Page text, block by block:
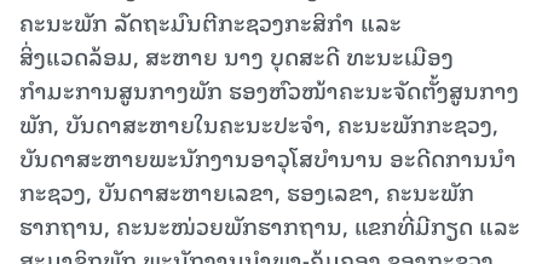
ຄະນະພັກ ລັດຖະມົນຕີກະຊວງກະສິກຳ ແລະ
ສິ່ງແວດລ້ອມ, ສະຫາຍ ນາງ ບຸດສະດີ ທະນະເມືອງ
ກຳມະການສູນກາງພັກ ຮອງຫົວໜ້າຄະນະຈັດຕັ້ງສູນກາງ
ພັກ, ບັນດາສະຫາຍໃນຄະນະປະຈໍາ, ຄະນະພັກກະຊວງ,
ບັນດາສະຫາຍພະນັກງານອາວຸໂສບຳນານ ອະດີດການນໍາ
ກະຊວງ, ບັນດາສະຫາຍເລຂາ, ຮອງເລຂາ, ຄະນະພັກ
ຮາກຖານ, ຄະນະໜ່ວຍພັກຮາກຖານ, ແຂກທີ່ມີກຽດ ແລະ